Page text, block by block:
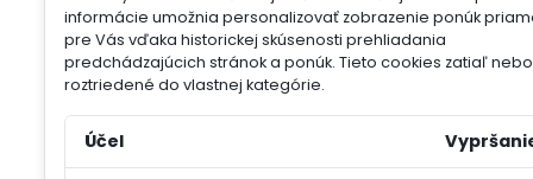
informácie umožnia personalizovať zobrazenie ponúk
pre Vás vďaka historickej skúsenosti prehliadania
predchádzajúcich stránok a ponúk. Tieto cookies zatiaľ
roztriedené do vlastnej kategórie.
Účel